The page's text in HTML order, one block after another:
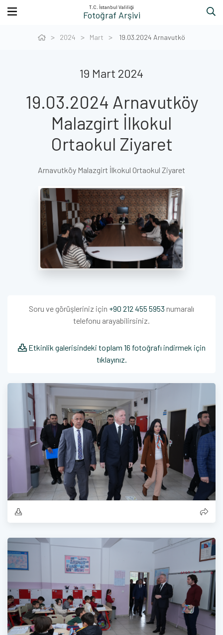
T.C. İstanbul Valiliği
Fotoğraf Arşivi
2024 Mart 19.03.2024 Arnavutkö
19 Mart 2024
19.03.2024 Arnavutköy
Malazgirt İlkokul
Ortaokul Ziyaret
Arnavutköy Malazgirt İlkokul Ortaokul Ziyaret
Soru ve görüşleriniz için +90 212 455 5953 numaralı
telefonu arayabilirsiniz.
Etkinlik galerisindeki toplam 16 fotoğrafı indirmek için
tıklayınız.